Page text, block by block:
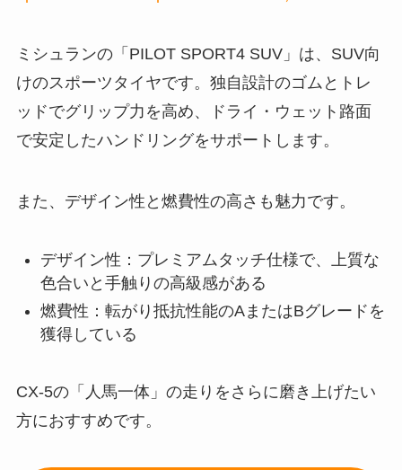
ミシュランの「PILOT SPORT4 SUV」は、SUV向
けのスポーツタイヤです。独自設計のゴムとトレ
ッドでグリップ力を高め、ドライ・ウェット路面
で安定したハンドリングをサポートします。
また、デザイン性と燃費性の高さも魅力です。
デザイン性：プレミアムタッチ仕様で、上質な
色合いと手触りの高級感がある
燃費性：転がり抵抗性能のAまたはBグレードを
獲得している
CX-5の「人馬一体」の走りをさらに磨き上げたい
方におすすめです。